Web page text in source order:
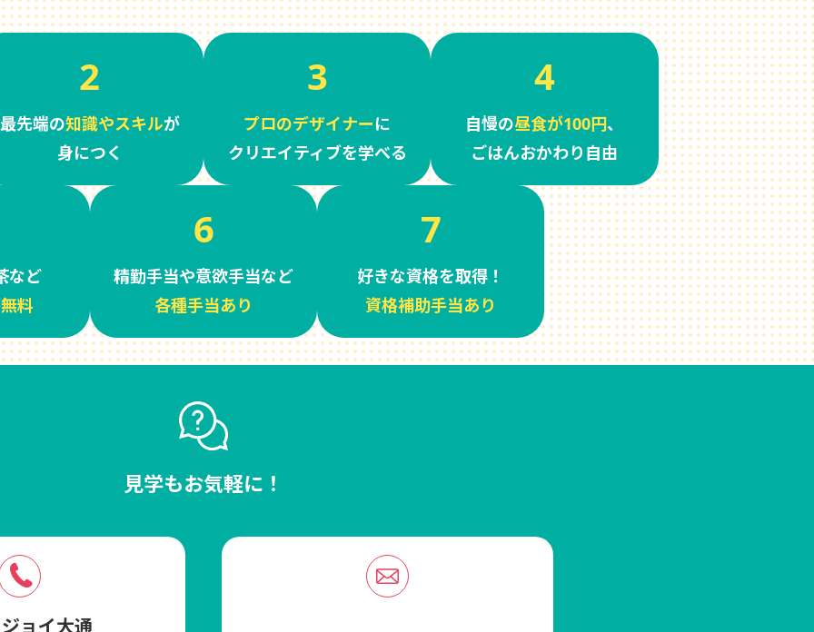
2
最先端の知識やスキルが
身につく
3
プロのデザイナーに
クリエイティブを学べる
4
自慢の昼食が100円、
ごはんおかわり自由
など
料
6
精勤手当や意欲手当など
各種手当あり
7
好きな資格を取得！
資格補助手当あり
見学もお気軽に！
ョイ大通